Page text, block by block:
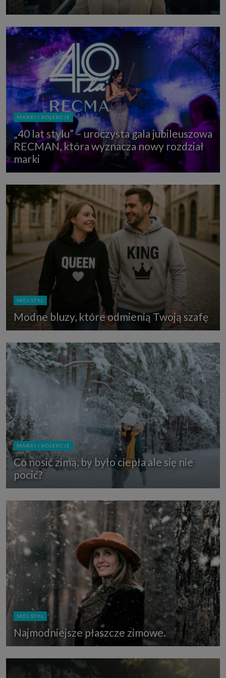
MARKI I KOLEKCJE
„40 lat stylu” – uroczysta gala jubileuszowa
RECMAN, która wyznacza nowy rozdział
marki
MÓJ STYL
Modne bluzy, które odmienią Twoją szafę
MARKI I KOLEKCJE
Co nosić zimą, by było ciepła ale się nie
pocić?
MÓJ STYL
Najmodniejsze płaszcze zimowe.